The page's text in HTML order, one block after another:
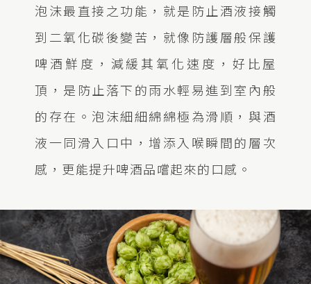
泡沫最直接之功能，就是防止酒液接觸
到二氧化碳後變苦，就像防護層般保護
啤酒鮮度，減緩其氧化速度，好比屋
頂，是防止落下的雨水輕易進到室內般
的存在。泡沫細細綿綿極為滑順，與酒
液一同滑入口中，增添入喉瞬間的層次
感，更能提升啤酒品嚐起來的口感。